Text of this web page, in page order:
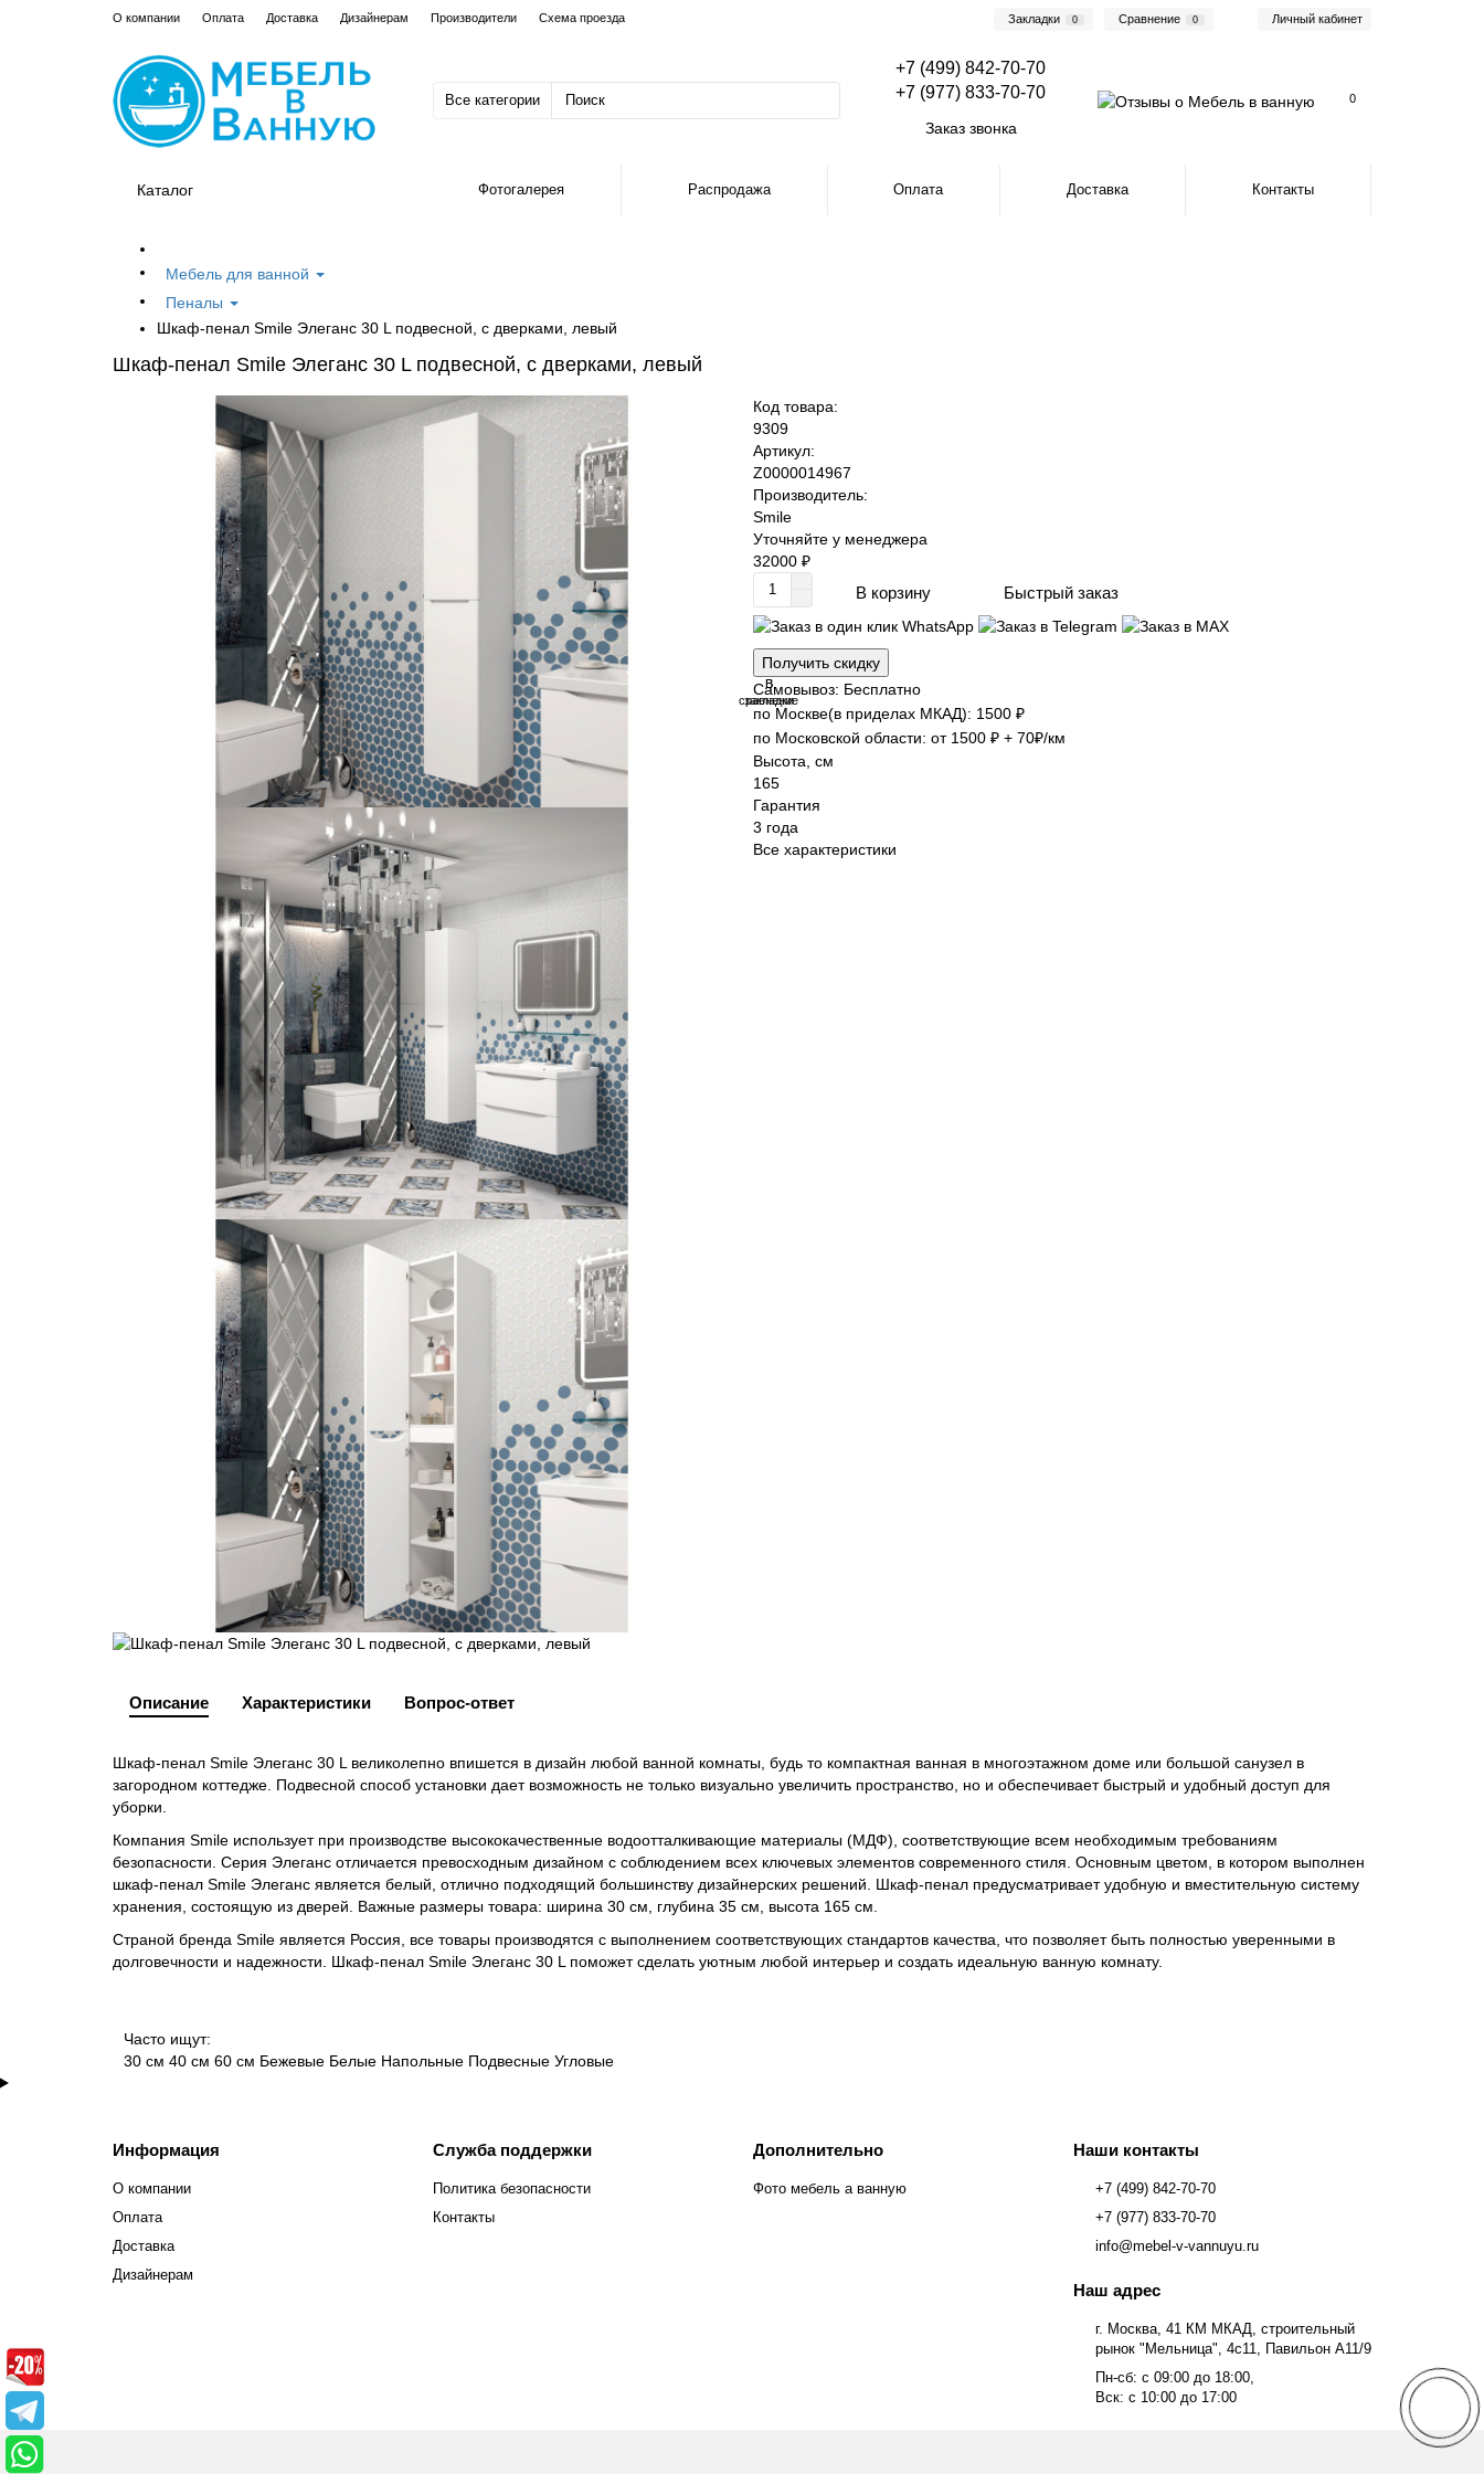
О компании Оплата Доставка Дизайнерам Производители Схема проезда Закладки 0 Сравнение 0 Личный кабинет
Все категории
+7 (499) 842-70-70
+7 (977) 833-70-70
Заказ звонка
0
Каталог Фотогалерея Распродажа Оплата Доставка Контакты
Мебель для ванной
Пеналы
Шкаф-пенал Smile Элеганс 30 L подвесной, с дверками, левый
Шкаф-пенал Smile Элеганс 30 L подвесной, с дверками, левый
Код товара:
9309
Артикул:
Z0000014967
Производитель:
Smile
Уточняйте у менеджера
32000 ₽
В корзину Быстрый заказ
Получить скидку
В
закладки
В
сравнение
Самовывоз: Бесплатно
по Москве(в приделах МКАД): 1500 ₽
по Московской области: от 1500 ₽ + 70₽/км
Высота, см
165
Гарантия
3 года
Все характеристики
Описание Характеристики Вопрос-ответ
Шкаф-пенал Smile Элеганс 30 L великолепно впишется в дизайн любой ванной комнаты, будь то компактная ванная в многоэтажном доме или большой санузел в
загородном коттедже. Подвесной способ установки дает возможность не только визуально увеличить пространство, но и обеспечивает быстрый и удобный доступ для
уборки.
Компания Smile использует при производстве высококачественные водоотталкивающие материалы (МДФ), соответствующие всем необходимым требованиям
безопасности. Серия Элеганс отличается превосходным дизайном с соблюдением всех ключевых элементов современного стиля. Основным цветом, в котором выполнен
шкаф-пенал Smile Элеганс является белый, отлично подходящий большинству дизайнерских решений. Шкаф-пенал предусматривает удобную и вместительную систему
хранения, состоящую из дверей. Важные размеры товара: ширина 30 см, глубина 35 см, высота 165 см.
Страной бренда Smile является Россия, все товары производятся с выполнением соответствующих стандартов качества, что позволяет быть полностью уверенными в
долговечности и надежности. Шкаф-пенал Smile Элеганс 30 L поможет сделать уютным любой интерьер и создать идеальную ванную комнату.
Часто ищут:
30 см 40 см 60 см Бежевые Белые Напольные Подвесные Угловые
Информация
О компании
Оплата
Доставка
Дизайнерам
Служба поддержки
Политика безопасности
Контакты
Дополнительно
Фото мебель а ванную
Наши контакты
+7 (499) 842-70-70
+7 (977) 833-70-70
info@mebel-v-vannuyu.ru
Наш адрес
г. Москва, 41 КМ МКАД, строительный
рынок "Мельница", 4с11, Павильон А11/9
Пн-сб: с 09:00 до 18:00,
Вск: с 10:00 до 17:00